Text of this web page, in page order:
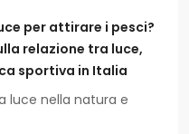
per attirare i pesci?
relazione tra luce,
sportiva in Italia
luce nella natura e